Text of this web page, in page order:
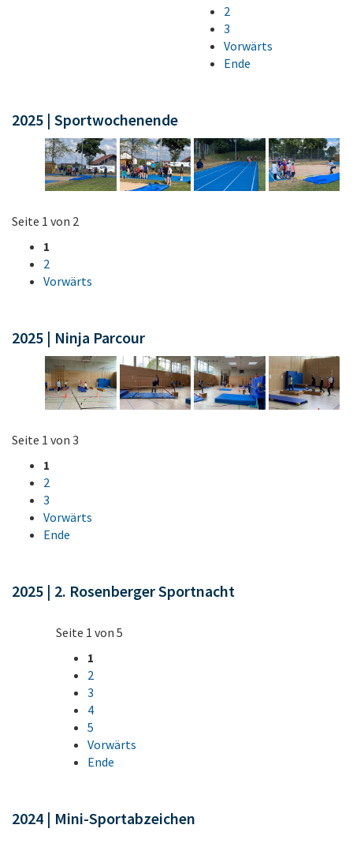
2
3
Vorwärts
Ende
2025 | Sportwochenende
Seite 1 von 2
1
2
Vorwärts
2025 | Ninja Parcour
Seite 1 von 3
1
2
3
Vorwärts
Ende
2025 | 2. Rosenberger Sportnacht
Seite 1 von 5
1
2
3
4
5
Vorwärts
Ende
2024 | Mini-Sportabzeichen